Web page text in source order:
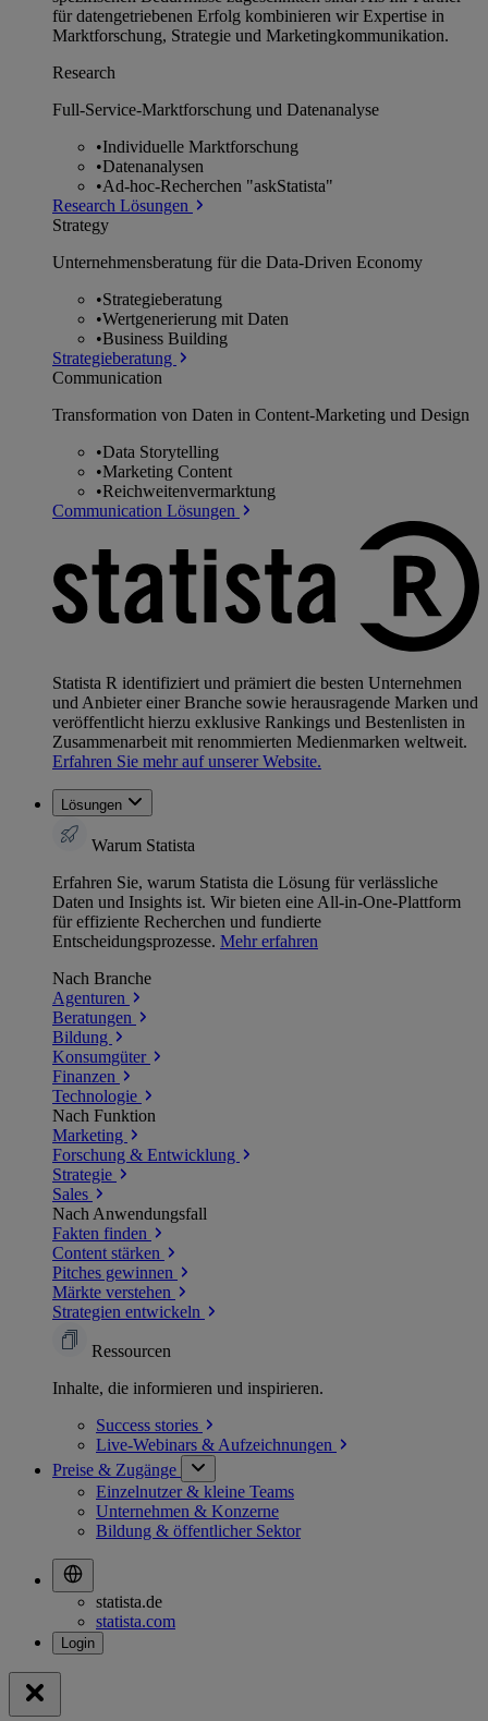
für datengetriebenen Erfolg kombinieren wir Expertise in
Marktforschung, Strategie und Marketingkommunikation.
Research
Full-Service-Marktforschung und Datenanalyse
•Individuelle Marktforschung
•Datenanalysen
•Ad-hoc-Recherchen "askStatista"
Research Lösungen
Strategy
Unternehmens­beratung für die Data-Driven Economy
•Strategieberatung
•Wertgenerierung mit Daten
•Business Building
Strategieberatung
Communication
Transformation von Daten in Content-Marketing und Design
•Data Storytelling
•Marketing Content
•Reichweitenvermarktung
Communication Lösungen
Statista R identifiziert und prämiert die besten Unternehmen
und Anbieter einer Branche sowie herausragende Marken und
veröffentlicht hierzu exklusive Rankings und Bestenlisten in
Zusammenarbeit mit renommierten Medienmarken weltweit.
Erfahren Sie mehr auf unserer Website.
Lösungen
Warum Statista
Erfahren Sie, warum Statista die Lösung für verlässliche
Daten und Insights ist. Wir bieten eine All-in-One-Plattform
für effiziente Recherchen und fundierte
Entscheidungsprozesse. Mehr erfahren
Nach Branche
Agenturen
Beratungen
Bildung
Konsumgüter
Finanzen
Technologie
Nach Funktion
Marketing
Forschung & Entwicklung
Strategie
Sales
Nach Anwendungsfall
Fakten finden
Content stärken
Pitches gewinnen
Märkte verstehen
Strategien entwickeln
Ressourcen
Inhalte, die informieren und inspirieren.
Success stories
Live-Webinars & Aufzeichnungen
Preise & Zugänge
Einzelnutzer & kleine Teams
Unternehmen & Konzerne
Bildung & öffentlicher Sektor
statista.de
statista.com